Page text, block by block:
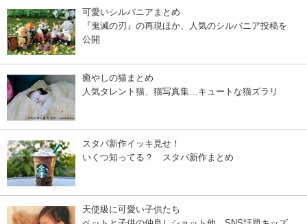
可愛いシルバニアまとめ
『鬼滅の刃』の再現ほか、人気のシルバニア投稿を
公開
癒やしの猫まとめ
人気タレント猫、猫写真集…キュートな猫ズラリ
スタバ新作イッキ見せ！
いくつ知ってる？ スタバ新作まとめ
天使級に可愛い子供たち